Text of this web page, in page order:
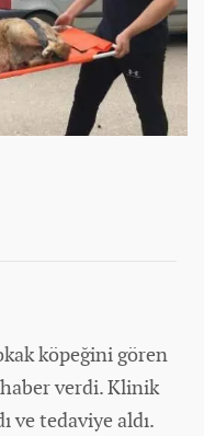
köpeğini gören
verdi. Klinik
ve tedaviye aldı.